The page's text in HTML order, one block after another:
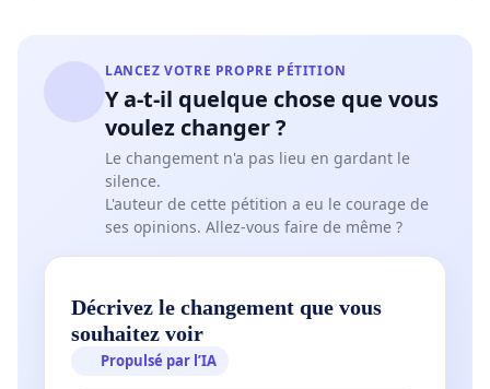
LANCEZ VOTRE PROPRE PÉTITION
Y a-t-il quelque chose que vous
voulez changer ?
Le changement n'a pas lieu en gardant le
silence.
L'auteur de cette pétition a eu le courage de
ses opinions. Allez-vous faire de même ?
Décrivez le changement que vous
souhaitez voir
Propulsé par l’IA